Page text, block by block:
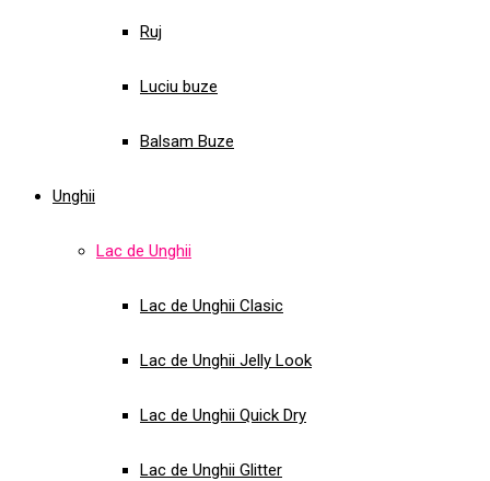
Ruj
Luciu buze
Balsam Buze
Unghii
Lac de Unghii
Lac de Unghii Clasic
Lac de Unghii Jelly Look
Lac de Unghii Quick Dry
Lac de Unghii Glitter